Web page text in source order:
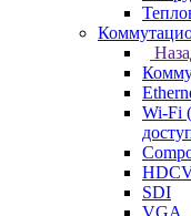
Wi-Fi
SDI
VGA